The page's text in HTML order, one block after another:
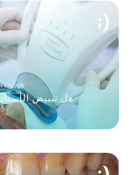
هل تبييض